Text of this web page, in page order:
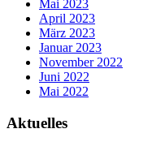
Mai 2023
April 2023
März 2023
Januar 2023
November 2022
Juni 2022
Mai 2022
Aktuelles